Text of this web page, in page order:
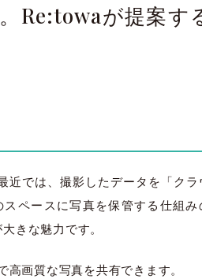
Re:towaが提案す
近では、撮影したデータを「クラ
ペースに写真を保管する仕組み
きな魅力です。
画質な写真を共有できます。